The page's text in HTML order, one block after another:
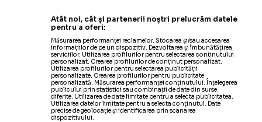
Atât noi, cât și partenerii noștri prelucrăm datele
pentru a oferi:
Măsurarea performanței reclamelor. Stocarea și/sau accesarea
informațiilor de pe un dispozitiv. Dezvoltarea și îmbunătățirea
serviciilor. Utilizarea profilurilor pentru selectarea conținutului
personalizat. Crearea profilurilor de conținut personalizat.
Utilizarea profilurilor pentru selectarea publicității
personalizate. Crearea profilurilor pentru publicitate
personalizată. Măsurarea performanței conținutului. Înțelegerea
publicului prin statistici sau combinații de date din surse
diferite. Utilizarea de date limitate pentru a selecta publicitatea.
Utilizarea datelor limitate pentru a selecta conținutul. Date
precise de geolocație și identificarea prin scanarea
dispozitivului.